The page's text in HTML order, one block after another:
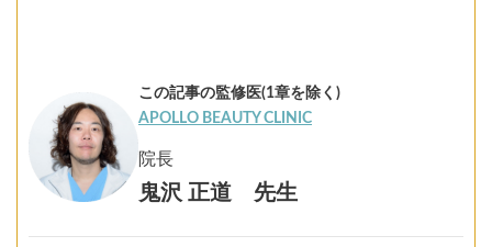
この記事の監修医(1章を除く)
APOLLO BEAUTY CLINIC
院長
鬼沢 正道 先生